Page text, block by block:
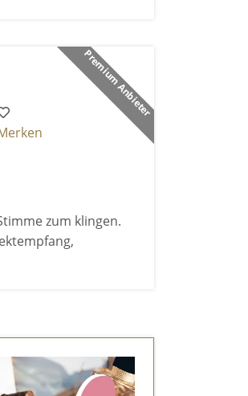
Premium Anbieter
zum klingen.